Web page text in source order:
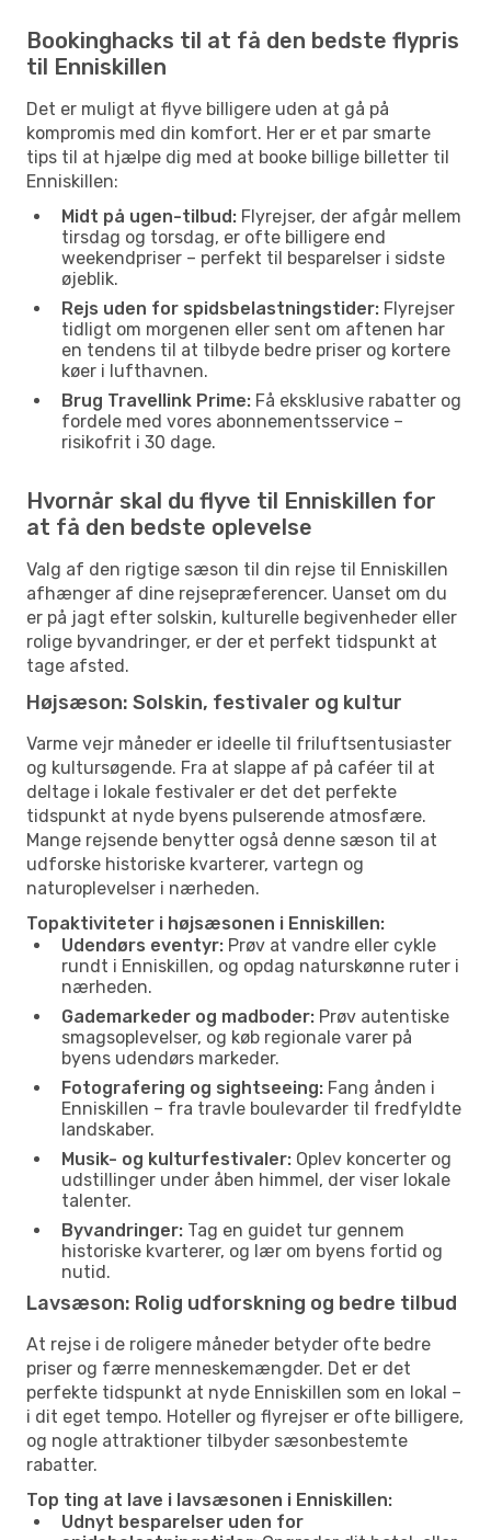
Bookinghacks til at få den bedste flypris
til Enniskillen
Det er muligt at flyve billigere uden at gå på
kompromis med din komfort. Her er et par smarte
tips til at hjælpe dig med at booke billige billetter til
Enniskillen:
Midt på ugen-tilbud: Flyrejser, der afgår mellem
tirsdag og torsdag, er ofte billigere end
weekendpriser – perfekt til besparelser i sidste
øjeblik.
Rejs uden for spidsbelastningstider: Flyrejser
tidligt om morgenen eller sent om aftenen har
en tendens til at tilbyde bedre priser og kortere
køer i lufthavnen.
Brug Travellink Prime: Få eksklusive rabatter og
fordele med vores abonnementsservice –
risikofrit i 30 dage.
Hvornår skal du flyve til Enniskillen for
at få den bedste oplevelse
Valg af den rigtige sæson til din rejse til Enniskillen
afhænger af dine rejsepræferencer. Uanset om du
er på jagt efter solskin, kulturelle begivenheder eller
rolige byvandringer, er der et perfekt tidspunkt at
tage afsted.
Højsæson: Solskin, festivaler og kultur
Varme vejr måneder er ideelle til friluftsentusiaster
og kultursøgende. Fra at slappe af på caféer til at
deltage i lokale festivaler er det det perfekte
tidspunkt at nyde byens pulserende atmosfære.
Mange rejsende benytter også denne sæson til at
udforske historiske kvarterer, vartegn og
naturoplevelser i nærheden.
Topaktiviteter i højsæsonen i Enniskillen:
Udendørs eventyr: Prøv at vandre eller cykle
rundt i Enniskillen, og opdag naturskønne ruter i
nærheden.
Gademarkeder og madboder: Prøv autentiske
smagsoplevelser, og køb regionale varer på
byens udendørs markeder.
Fotografering og sightseeing: Fang ånden i
Enniskillen – fra travle boulevarder til fredfyldte
landskaber.
Musik- og kulturfestivaler: Oplev koncerter og
udstillinger under åben himmel, der viser lokale
talenter.
Byvandringer: Tag en guidet tur gennem
historiske kvarterer, og lær om byens fortid og
nutid.
Lavsæson: Rolig udforskning og bedre tilbud
At rejse i de roligere måneder betyder ofte bedre
priser og færre menneskemængder. Det er det
perfekte tidspunkt at nyde Enniskillen som en lokal –
i dit eget tempo. Hoteller og flyrejser er ofte billigere,
og nogle attraktioner tilbyder sæsonbestemte
rabatter.
Top ting at lave i lavsæsonen i Enniskillen:
Udnyt besparelser uden for